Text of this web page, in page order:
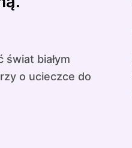
o ucieczce do